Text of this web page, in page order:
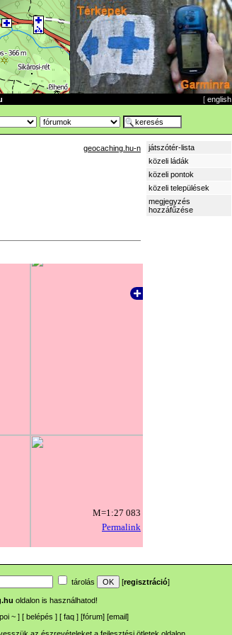
[ english
geocaching.hu-n
játszótér-lista
közeli ládák
közeli pontok
közeli települések
megjegyzés
hozzáfűzése
tárolás [regisztráció]
oldalon is használhatod!
poi ~ ] [ belépés ] [ faq ] [fórum] [email]